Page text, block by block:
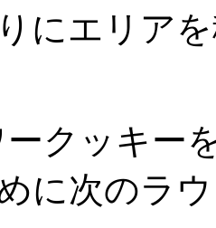
にエリア
クッキー
に次のラ